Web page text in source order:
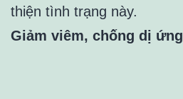
thiện tình trạng này.
Giảm viêm, chống dị ứng